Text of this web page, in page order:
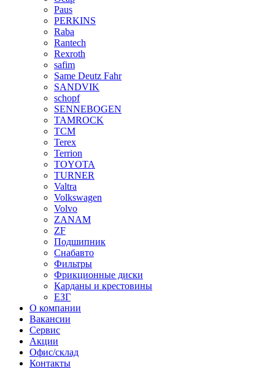
Paus
PERKINS
Raba
Rantech
Rexroth
safim
Same Deutz Fahr
SANDVIK
schopf
SENNEBOGEN
TAMROCK
TCM
Terex
Terrion
TOYOTA
TURNER
Valtra
Volkswagen
Volvo
ZANAM
ZF
Подшипник
Снабавто
Фильтры
Фрикционные диски
Карданы и крестовины
ЕЗГ
О компании
Вакансии
Сервис
Акции
Офис/склад
Контакты